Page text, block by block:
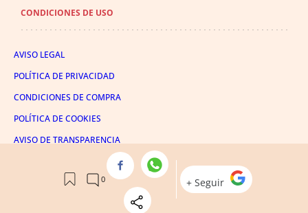
CONDICIONES DE USO
AVISO LEGAL
POLÍTICA DE PRIVACIDAD
CONDICIONES DE COMPRA
POLÍTICA DE COOKIES
AVISO DE TRANSPARENCIA
ADMINISTRACIÓN UTIQ
© 2026 El León de El Español Publicaciones S.A.